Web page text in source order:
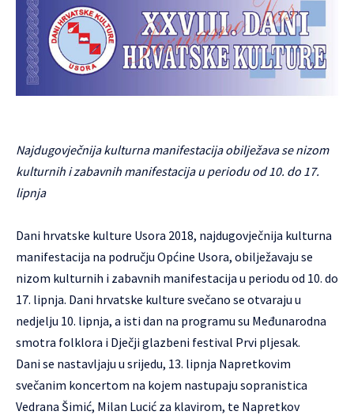
Najdugovječnija kulturna manifestacija obilježava se nizom
kulturnih i zabavnih manifestacija u periodu od 10. do 17.
lipnja
Dani hrvatske kulture Usora 2018, najdugovječnija kulturna
manifestacija na području Općine Usora, obilježavaju se
nizom kulturnih i zabavnih manifestacija u periodu od 10. do
17. lipnja. Dani hrvatske kulture svečano se otvaraju u
nedjelju 10. lipnja, a isti dan na programu su Međunarodna
smotra folklora i Dječji glazbeni festival Prvi pljesak.
Dani se nastavljaju u srijedu, 13. lipnja Napretkovim
svečanim koncertom na kojem nastupaju sopranistica
Vedrana Šimić, Milan Lucić za klavirom, te Napretkov